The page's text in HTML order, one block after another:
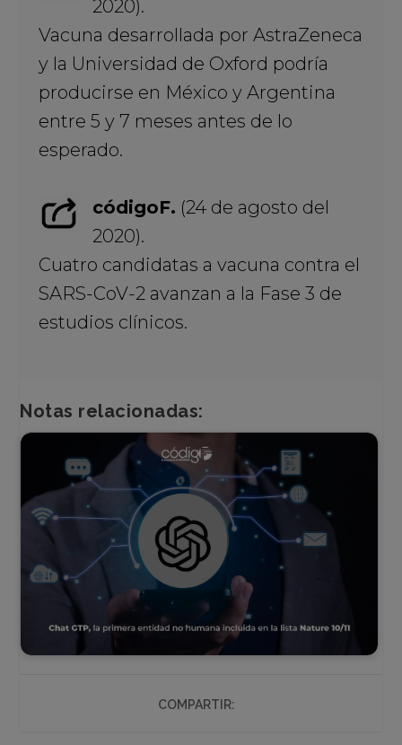
2020).
Vacuna desarrollada por AstraZeneca
y la Universidad de Oxford podría
producirse en México y Argentina
entre 5 y 7 meses antes de lo
esperado.
códigoF. (24 de agosto del
2020).
Cuatro candidatas a vacuna contra el
SARS-CoV-2 avanzan a la Fase 3 de
estudios clínicos.
Notas relacionadas:
COMPARTIR: